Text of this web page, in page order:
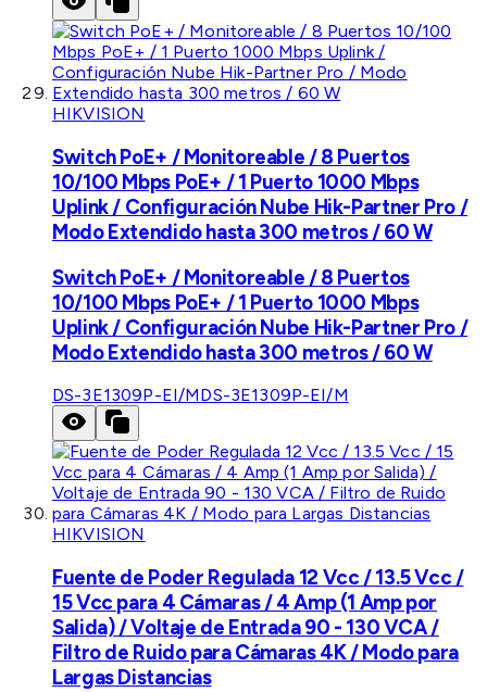
HIKVISION
Switch PoE+ / Monitoreable / 8 Puertos
10/100 Mbps PoE+ / 1 Puerto 1000 Mbps
Uplink / Configuración Nube Hik-Partner Pro /
Modo Extendido hasta 300 metros / 60 W
Switch PoE+ / Monitoreable / 8 Puertos
10/100 Mbps PoE+ / 1 Puerto 1000 Mbps
Uplink / Configuración Nube Hik-Partner Pro /
Modo Extendido hasta 300 metros / 60 W
DS-3E1309P-EI/MDS-3E1309P-EI/M
HIKVISION
Fuente de Poder Regulada 12 Vcc / 13.5 Vcc /
15 Vcc para 4 Cámaras / 4 Amp (1 Amp por
Salida) / Voltaje de Entrada 90 - 130 VCA /
Filtro de Ruido para Cámaras 4K / Modo para
Largas Distancias